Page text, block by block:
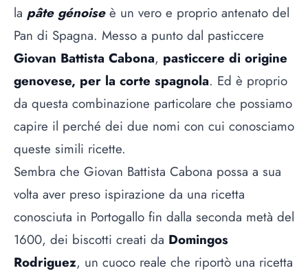
la pâte génoiseè un vero e proprio antenato del
Pan di Spagna. Messo a punto dal pasticcere
Giovan Battista Cabona, pasticcere di origine
genovese, per la corte spagnola. Ed è proprio
da questa combinazione particolare che possiamo
capire il perché dei due nomi con cui conosciamo
queste simili ricette.
Sembra che Giovan Battista Cabona possa a sua
volta aver preso ispirazione da una ricetta
conosciuta in Portogallo fin dalla seconda metà del
1600, dei biscotti creati da Domingos
Rodriguez, un cuoco reale che riportò una ricetta